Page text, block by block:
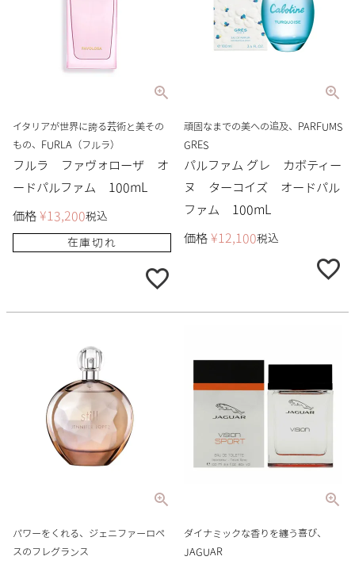
イタリアが世界に誇る芸術と美その
もの、FURLA（フルラ）
フルラ ファヴォローザ オ
ードパルファム 100mL
価格 ¥13,200税込
在庫切れ
頑固なまでの美への追及、PARFUMS
GRES
パルファム グレ カボティー
ヌ ターコイズ オードパル
ファム 100mL
価格 ¥12,100税込
パワーをくれる、ジェニファーロペ
スのフレグランス
ダイナミックな香りを纏う喜び、
JAGUAR